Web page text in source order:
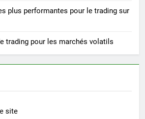
plus performantes pour le trading sur
trading pour les marchés volatils
site